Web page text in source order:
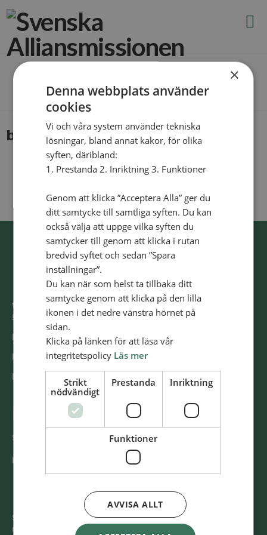
The Blog
bonefest_30_dagar
Västra Storgatan 14
553 15 Jönköping
E-post: info@alliansmissionen.se
Fler kontaktuppgifter >
Report irregularities / Rapportera oegentligheter >
@SvenskaAlliansmissionen
Swish
Svenska Alliansmissionen är ett kristet trossamfund
med 140 församlingar och ca 13500 medlemmar. Vi har
×
Denna webbplats använder
cookies
Vi och våra system använder tekniska
lösningar, bland annat kakor, för olika
syften, däribland:
1. Prestanda 2. Inriktning 3. Funktioner
Genom att klicka ”Acceptera Alla” ger du
ditt samtycke till samtliga syften. Du kan
också välja att uppge vilka syften du
samtycker till genom att klicka i rutan
bredvid syftet och sedan ”Spara
inställningar”.
Du kan när som helst ta tillbaka ditt
samtycke genom att klicka på den lilla
ikonen i det nedre vänstra hörnet på
sidan.
Klicka på länken för att läsa vår
integritetspolicy Läs mer
Strikt
nödvändigt
Prestanda Inriktning
Funktioner
AVVISA ALLT